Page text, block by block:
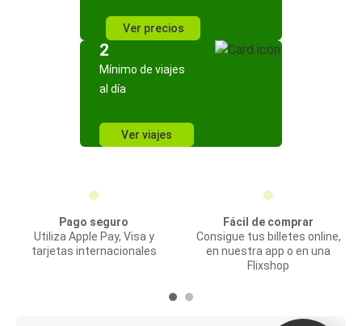
Ver precios
2
Mínimo de viajes
al día
Ver viajes
Pago seguro
Utiliza Apple Pay, Visa y
tarjetas internacionales
Fácil de comprar
Consigue tus billetes online,
en nuestra app o en una
Flixshop